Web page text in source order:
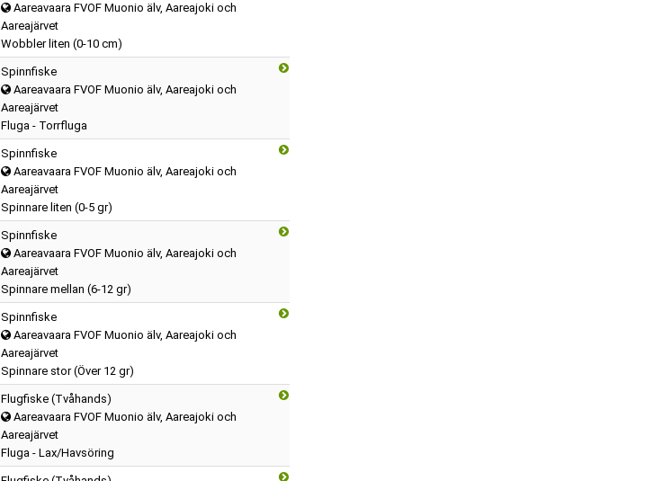
Aareavaara FVOF Muonio älv, Aareajoki och
Aareajärvet
Wobbler liten (0-10 cm)
Spinnfiske
Aareavaara FVOF Muonio älv, Aareajoki och
Aareajärvet
Fluga - Torrfluga
Spinnfiske
Aareavaara FVOF Muonio älv, Aareajoki och
Aareajärvet
Spinnare liten (0-5 gr)
Spinnfiske
Aareavaara FVOF Muonio älv, Aareajoki och
Aareajärvet
Spinnare mellan (6-12 gr)
Spinnfiske
Aareavaara FVOF Muonio älv, Aareajoki och
Aareajärvet
Spinnare stor (Över 12 gr)
Flugfiske (Tvåhands)
Aareavaara FVOF Muonio älv, Aareajoki och
Aareajärvet
Fluga - Lax/Havsöring